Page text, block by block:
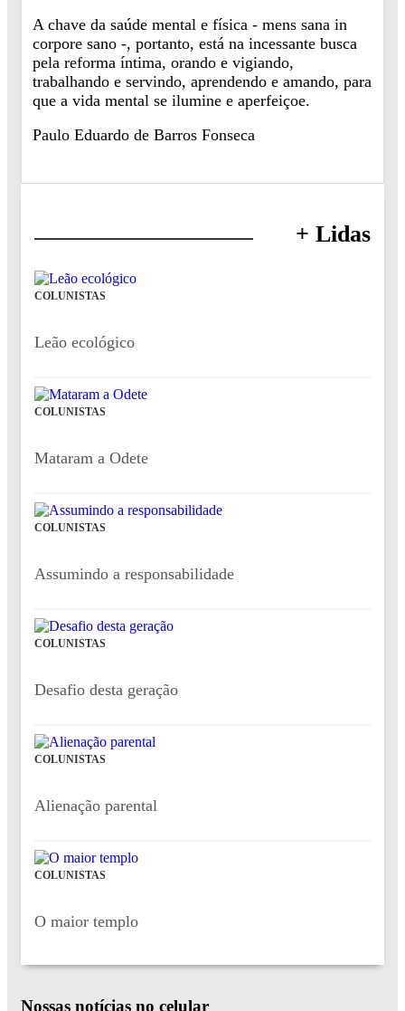
A chave da saúde mental e física - mens sana in
corpore sano -, portanto, está na incessante busca
pela reforma íntima, orando e vigiando,
trabalhando e servindo, aprendendo e amando, para
que a vida mental se ilumine e aperfeiçoe.
Paulo Eduardo de Barros Fonseca
+ Lidas
COLUNISTAS
Leão ecológico
COLUNISTAS
Mataram a Odete
COLUNISTAS
Assumindo a responsabilidade
COLUNISTAS
Desafio desta geração
COLUNISTAS
Alienação parental
COLUNISTAS
O maior templo
Nossas notícias no celular